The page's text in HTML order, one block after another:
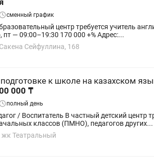
сменный график
центр требуется учитель английского языка.
пт — 09:00–19:30 170 000 +% Адрес:...
Сейфуллина, 168
к школе на казахском
000 ₸
полный день
ОДИН педагог на казахском языке обучения Важно образование - воспитатель
классов (ПМНО), педагогов других...
жк Театральный